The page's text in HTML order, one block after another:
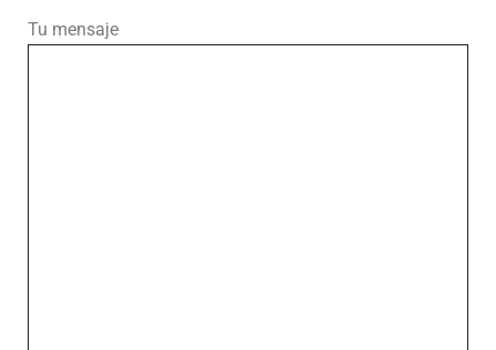
Tu mensaje